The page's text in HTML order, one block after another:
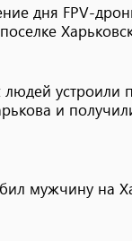
дня FPV-
устроили
и
мужчину на